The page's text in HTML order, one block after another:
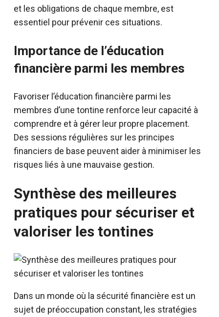
et les obligations de chaque membre, est
essentiel pour prévenir ces situations.
Importance de l’éducation
financière parmi les membres
Favoriser l’éducation financière parmi les
membres d’une tontine renforce leur capacité à
comprendre et à gérer leur propre placement.
Des sessions régulières sur les principes
financiers de base peuvent aider à minimiser les
risques liés à une mauvaise gestion.
Synthèse des meilleures
pratiques pour sécuriser et
valoriser les tontines
Dans un monde où la sécurité financière est un
sujet de préoccupation constant, les stratégies